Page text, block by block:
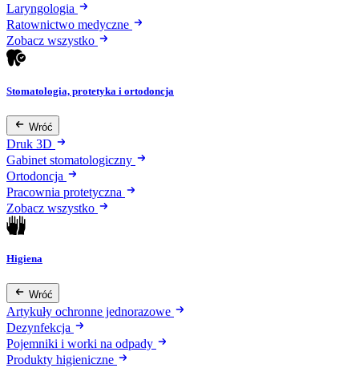
Laryngologia
Ratownictwo medyczne
Zobacz wszystko
Stomatologia, protetyka i ortodoncja
Wróć
Druk 3D
Gabinet stomatologiczny
Ortodoncja
Pracownia protetyczna
Zobacz wszystko
Higiena
Wróć
Artykuły ochronne jednorazowe
Dezynfekcja
Pojemniki i worki na odpady
Produkty higieniczne